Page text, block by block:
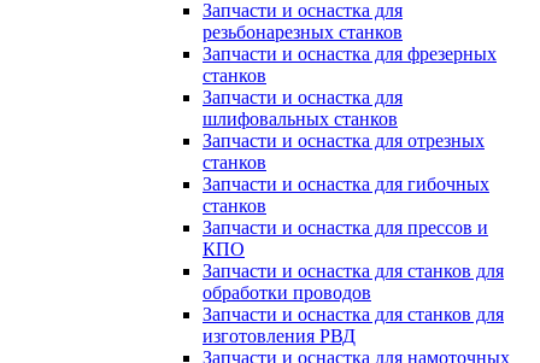
Запчасти и оснастка для
резьбонарезных станков
Запчасти и оснастка для фрезерных
станков
Запчасти и оснастка для
шлифовальных станков
Запчасти и оснастка для отрезных
станков
Запчасти и оснастка для гибочных
станков
Запчасти и оснастка для прессов и
КПО
Запчасти и оснастка для станков для
обработки проводов
Запчасти и оснастка для станков для
изготовления РВД
Запчасти и оснастка для намоточных